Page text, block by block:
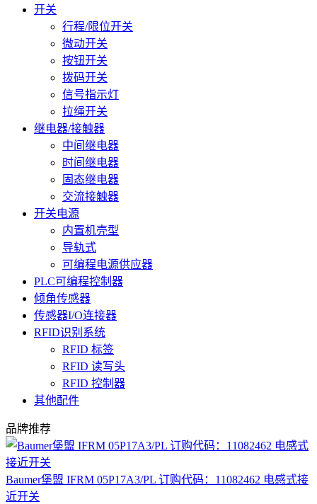
开关
行程/限位开关
微动开关
按钮开关
拨码开关
信号指示灯
拉绳开关
继电器/接触器
中间继电器
时间继电器
固态继电器
交流接触器
开关电源
内置机壳型
导轨式
可编程电源供应器
PLC可编程控制器
倾角传感器
传感器I/O连接器
RFID识别系统
RFID 标签
RFID 读写头
RFID 控制器
其他配件
品牌推荐
Baumer堡盟 IFRM 05P17A3/PL 订购代码：11082462 电感式接
近开关